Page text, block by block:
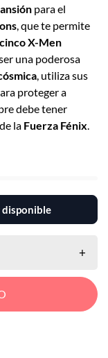
para el
, que te permite
cinco X-Men
una poderosa
, utiliza sus
proteger a
debe tener
la Fuerza Fénix.
disponible
+